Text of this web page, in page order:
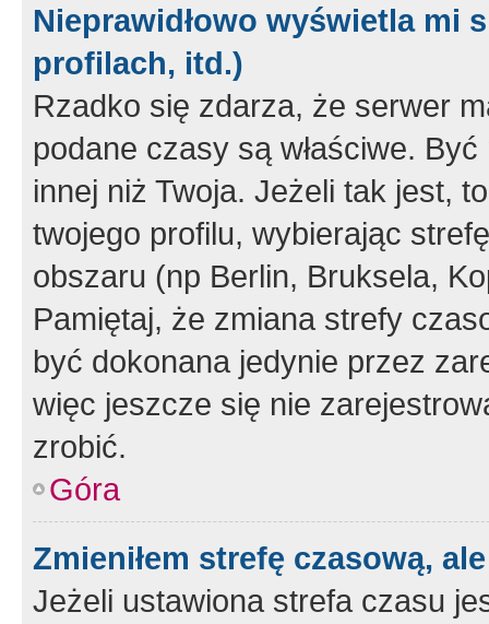
Nieprawidłowo wyświetla mi
profilach, itd.)
Rzadko się zdarza, że serwer
podane czasy są właściwe.
innej niż Twoja. Jeżeli tak jest,
twojego profilu, wybierając
obszaru (np Berlin, Bruksela,
Pamiętaj, że zmiana strefy
być dokonana jedynie przez
więc jeszcze się nie
zrobić.
Góra
Zmieniłem strefę czasową,
Jeżeli ustawiona strefa czasu